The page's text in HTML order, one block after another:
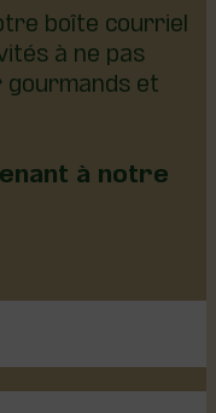
boîte courriel
à ne pas
gourmands et
à notre